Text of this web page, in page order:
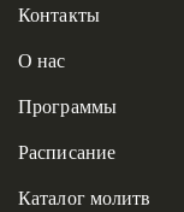
Контакты
О нас
Программы
Расписание
Каталог молитв